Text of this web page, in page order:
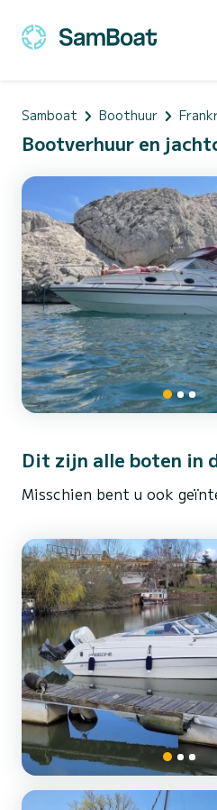
Samboat Boothuur
Bootverhuur en
Dit zijn alle boten in
Misschien bent u ook